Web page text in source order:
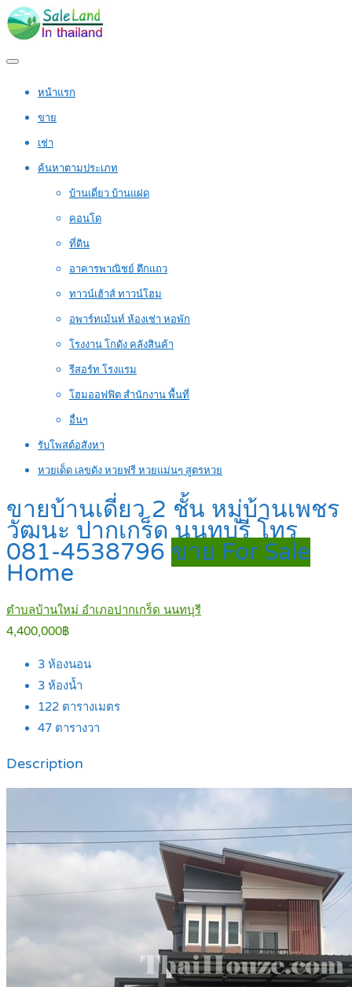
หน้าแรก
ขาย
เช่า
ค้นหาตามประเภท
บ้านเดี่ยว บ้านแฝด
คอนโด
ที่ดิน
อาคารพาณิชย์ ตึกแถว
ทาวน์เฮ้าส์ ทาวน์โฮม
อพาร์ทเม้นท์ ห้องเช่า หอพัก
โรงงาน โกดัง คลังสินค้า
รีสอร์ท โรงแรม
โฮมออฟฟิต สำนักงาน พื้นที่
อื่นๆ
รับโพสต์อสังหา
หวยเด็ด เลขดัง หวยฟรี หวยแม่นๆ สูตรหวย
ขายบ้านเดี่ยว 2 ชั้น หมู่บ้านเพชร
วัฒนะ ปากเกร็ด นนทบุรี โทร
081-4538796 ขาย For Sale
Home
ตำบลบ้านใหม่ อำเภอปากเกร็ด นนทบุรี
4,400,000฿
3 ห้องนอน
3 ห้องน้ำ
122 ตารางเมตร
47 ตารางวา
Description